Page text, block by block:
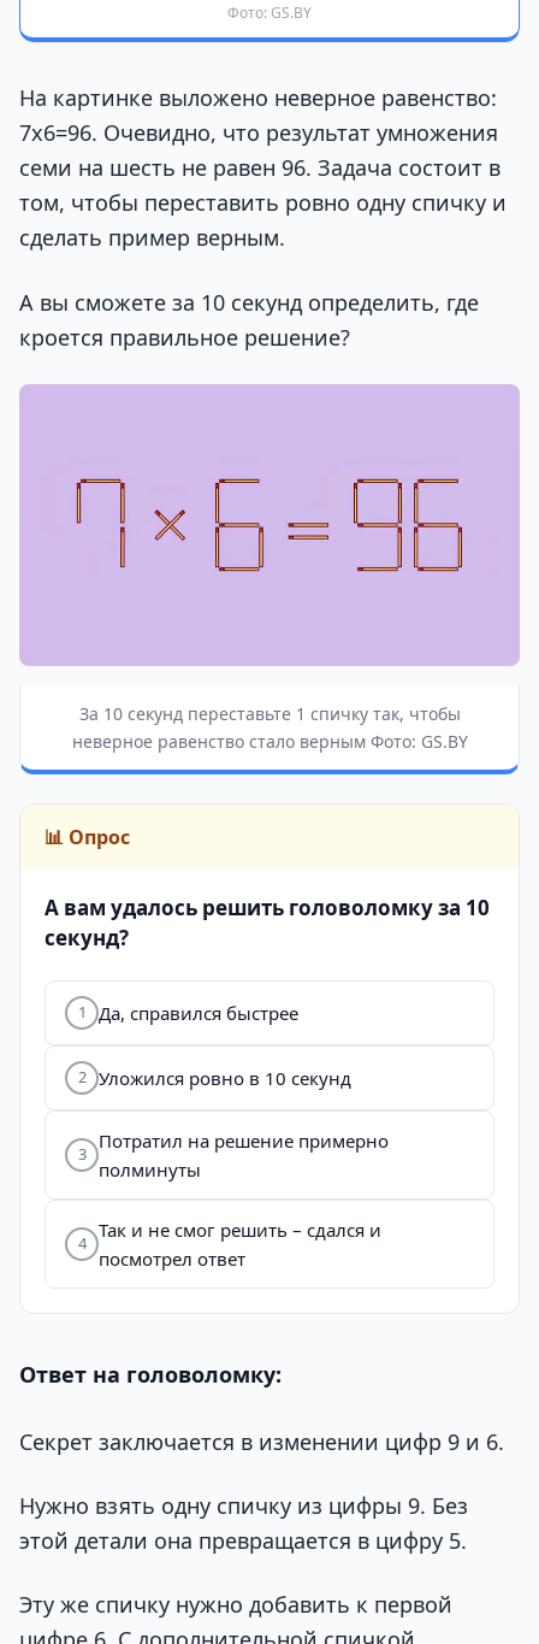
Фото: GS.BY
На картинке выложено неверное равенство:
7х6=96. Очевидно, что результат умножения
семи на шесть не равен 96. Задача состоит в
том, чтобы переставить ровно одну спичку и
сделать пример верным.
А вы сможете за 10 секунд определить, где
кроется правильное решение?
За 10 секунд переставьте 1 спичку так, чтобы
неверное равенство стало верным Фото: GS.BY
📊 Опрос
А вам удалось решить головоломку за 10
секунд?
1 Да, справился быстрее
2 Уложился ровно в 10 секунд
3
Потратил на решение примерно
полминуты
4
Так и не смог решить – сдался и
посмотрел ответ
Ответ на головоломку:
Секрет заключается в изменении цифр 9 и 6.
Нужно взять одну спичку из цифры 9. Без
этой детали она превращается в цифру 5.
Эту же спичку нужно добавить к первой